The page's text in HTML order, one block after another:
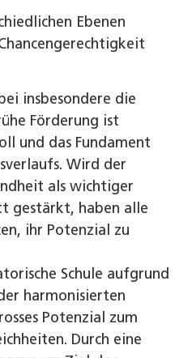
Ebenen
insbesondere die
Förderung ist
und das Fundament
Wird der
als wichtiger
gestärkt, haben alle
ihr Potenzial zu
Schule aufgrund
harmonisierten
Potenzial zum
Durch eine